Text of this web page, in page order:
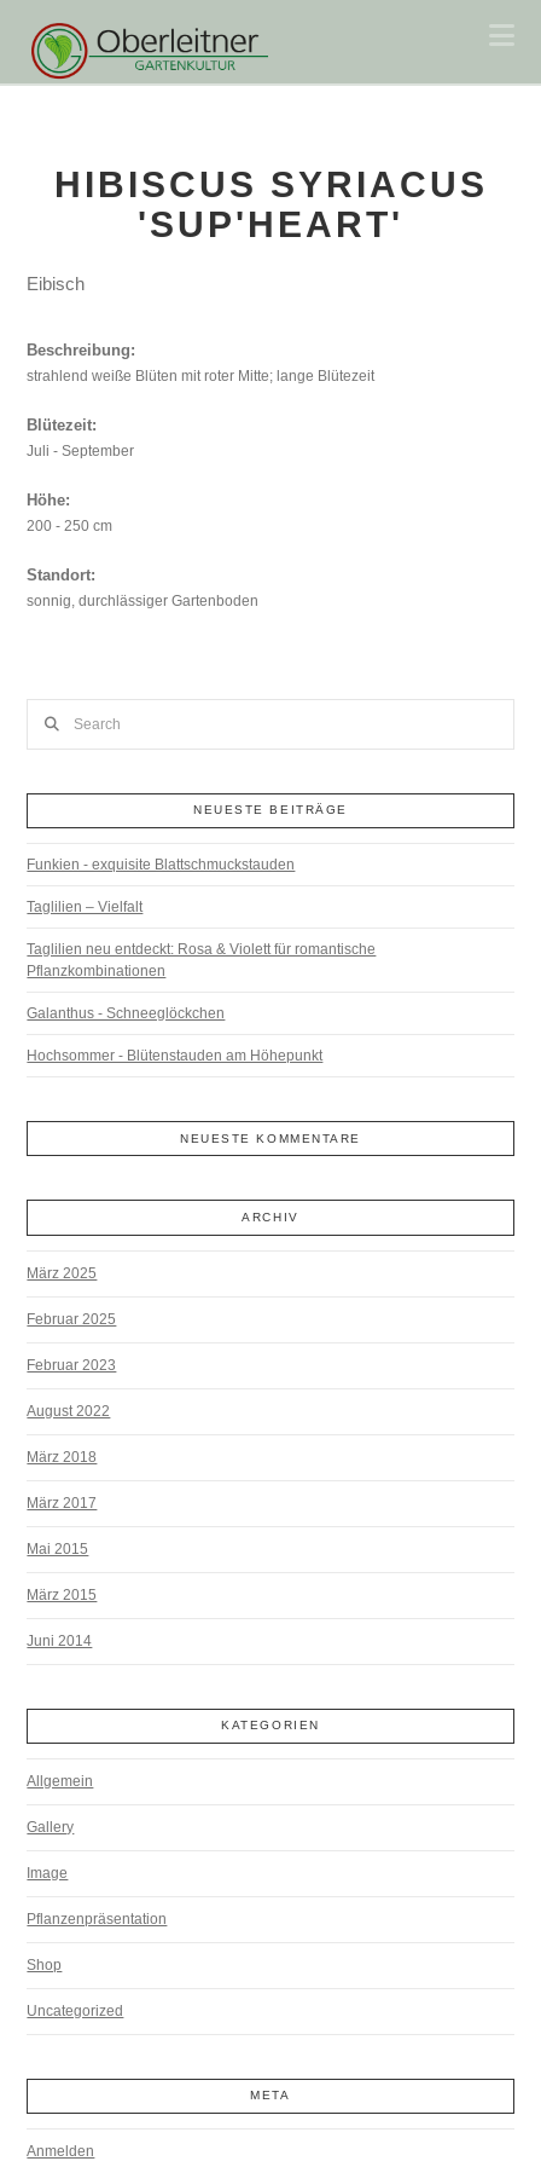
HIBISCUS SYRIACUS
'SUP'HEART'
Eibisch
Beschreibung:
strahlend weiße Blüten mit roter Mitte; lange Blütezeit
Blütezeit:
Juli - September
Höhe:
200 - 250 cm
Standort:
sonnig, durchlässiger Gartenboden
NEUESTE BEITRÄGE
Funkien - exquisite Blattschmuckstauden
Taglilien – Vielfalt
Taglilien neu entdeckt: Rosa & Violett für romantische
Pflanzkombinationen
Galanthus - Schneeglöckchen
Hochsommer - Blütenstauden am Höhepunkt
NEUESTE KOMMENTARE
ARCHIV
März 2025
Februar 2025
Februar 2023
August 2022
März 2018
März 2017
Mai 2015
März 2015
Juni 2014
KATEGORIEN
Allgemein
Gallery
Image
Pflanzenpräsentation
Shop
Uncategorized
META
Anmelden